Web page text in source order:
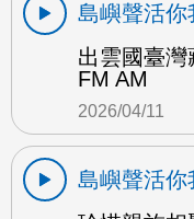
島嶼聲活你
出雲國臺
FM AM
2026/04/11
島嶼聲活你